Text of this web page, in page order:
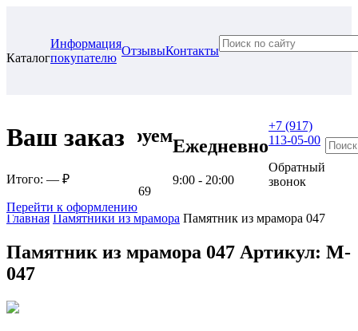
Каталог
Информация
покупателю
ОтзывыКонтакты
Ваш заказ
Итого: — ₽
Перейти к оформлению
Проконсультируем
г. Самара, ул. Гагарина, 69
Ежедневно
9:00 - 20:00
+7 (917)
113-05-00
Обратный
звонок
Главная Памятники из мрамора Памятник из мрамора 047
Памятник из мрамора 047 Артикул: M-
047